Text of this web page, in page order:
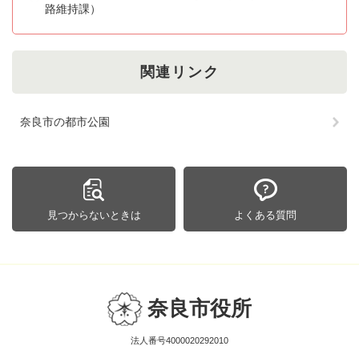
路維持課）
関連リンク
奈良市の都市公園
見つからないときは よくある質問
奈良市役所
法人番号4000020292010